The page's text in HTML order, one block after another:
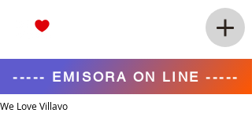
----- EMISORA ON LINE -----
We Love Villavo